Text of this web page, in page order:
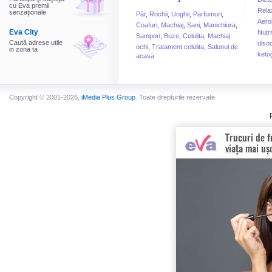
cu Eva premii
senzaţionale
Eva City
Caută adrese utile
in zona ta
Păr, Rochii Unghii Parfumuri
Coafuri Machiaj Sani Manichiura
Sampon Buze Celulita Machiaj
ochi Tratament celulita Salonul de
acasa
Copyright © 2001-2026, iMedia Plus Group . Toate drepturile rezervate